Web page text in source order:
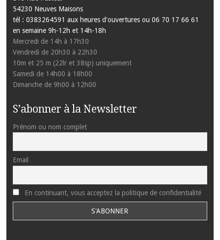
54230 Neuves Maisons
tél : 0383264591 aux heures d'ouvertures ou 06 70 17 66 61
en semaine 9h-12h et 14h-18h
Mercredi de 14h à 17h30
Vendredi de 20h30 à 22h30
10m et 25 m (22lr et 38sp) uniquement
Samedi de 14h00 à 18h00
Dimanche de 9h00 à 12h00
S’abonner à la Newsletter
Prénom ou nom complet
Email
En continuant, vous acceptez la politique de confidentialité